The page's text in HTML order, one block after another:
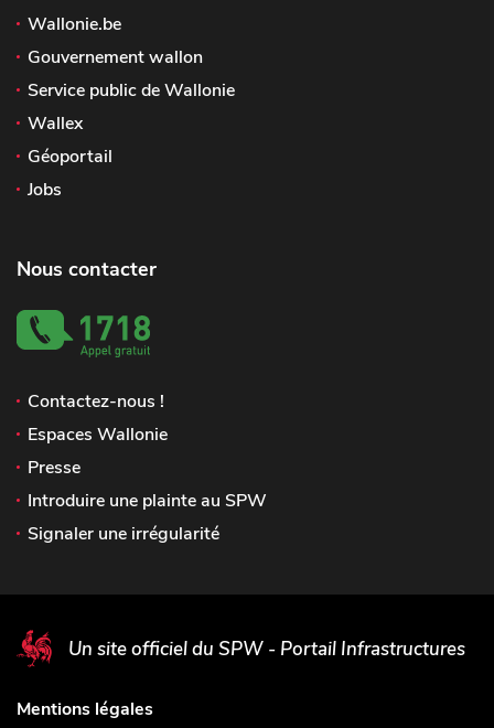
Wallonie.be
Gouvernement wallon
Service public de Wallonie
Wallex
Géoportail
Jobs
Nous contacter
Contactez-nous !
Espaces Wallonie
Presse
Introduire une plainte au SPW
Signaler une irrégularité
Un site officiel du SPW - Portail Infrastructures
Mentions légales